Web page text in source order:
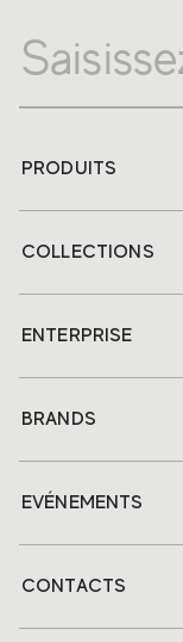
PRODUITS
COLLECTIONS
ENTERPRISE
BRANDS
EVÉNEMENTS
CONTACTS